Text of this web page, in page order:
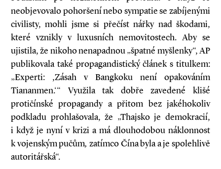
neobjevovalo pohoršení nebo sympatie se zabíjenými
civilisty, mohli jsme si přečíst nářky nad škodami,
které vznikly v luxusních nemovitostech. Aby se
ujistila, že nikoho nenapadnou „špatné myšlenky“, AP
publikovala také propagandistický článek s titulkem:
„Experti: ,Zásah v Bangkoku není opakováním
Tiananmen.‘“ Využila tak dobře zavedené klišé
protičínské propagandy a přitom bez jakéhokoliv
podkladu prohlašovala, že „Thajsko je demokracií,
i když je nyní v krizi a má dlouhodobou náklonnost
k vojenským pučům, zatímco Čína byla a je spolehlivě
autoritářská“.